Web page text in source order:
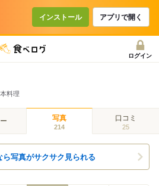
インストール アプリで開く
ログイン
料理
写真
214
口コミ
25
ら写真がサクサク見られる